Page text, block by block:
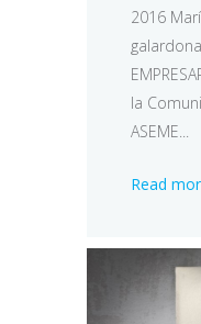
2016
la
ASEME...
Read